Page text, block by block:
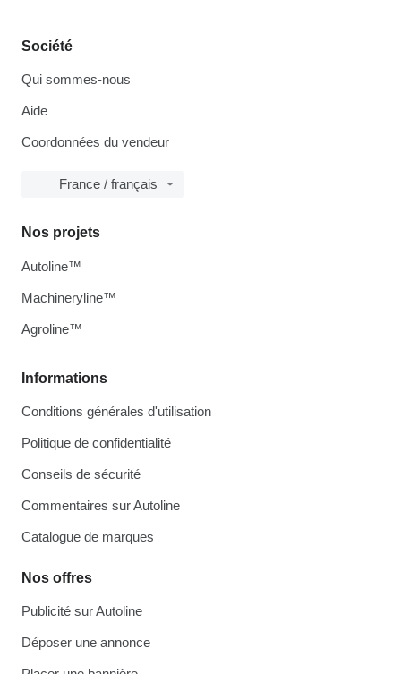
Société
Qui sommes-nous
Aide
Coordonnées du vendeur
France / français
Informations
Conditions générales d'utilisation
Politique de confidentialité
Conseils de sécurité
Commentaires sur Autoline
Catalogue de marques
Nos offres
Publicité sur Autoline
Déposer une annonce
Nos projets
Autoline™
Machineryline™
Agroline™